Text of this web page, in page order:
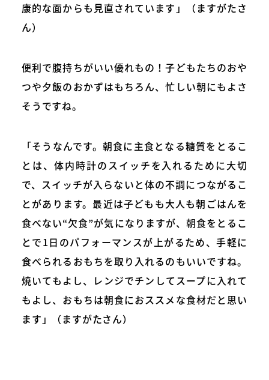
康的な面からも見直されています」（ますがたさ
ん）
便利で腹持ちがいい優れもの！子どもたちのおや
つや夕飯のおかずはもちろん、忙しい朝にもよさ
そうですね。
「そうなんです。朝食に主食となる糖質をとるこ
とは、体内時計のスイッチを入れるために大切
で、スイッチが入らないと体の不調につながるこ
とがあります。最近は子どもも大人も朝ごはんを
食べない“欠食”が気になりますが、朝食をとるこ
とで1日のパフォーマンスが上がるため、手軽に
食べられるおもちを取り入れるのもいいですね。
焼いてもよし、レンジでチンしてスープに入れて
もよし、おもちは朝食におススメな食材だと思い
ます」（ますがたさん）